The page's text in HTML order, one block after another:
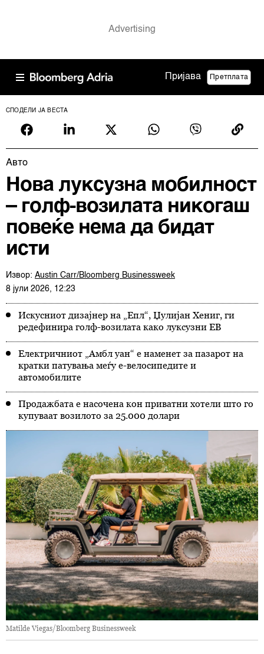
Пријава Претплата
СПОДЕЛИ ЈА ВЕСТА
Авто
Нова луксузна мобилност
– голф-возилата никогаш
повеќе нема да бидат
исти
Извор: Austin Carr/Bloomberg Businessweek
8 јули 2026, 12:23
Искусниот дизајнер на „Епл“, Џулијан Хениг, ги
редефинира голф-возилата како луксузни ЕВ
Електричниот „Амбл уан“ е наменет за пазарот на
кратки патувања меѓу е-велосипедите и
автомобилите
Продажбата е насочена кон приватни хотели што го
купуваат возилото за 25.000 долари
Matilde Viegas/Bloomberg Businessweek